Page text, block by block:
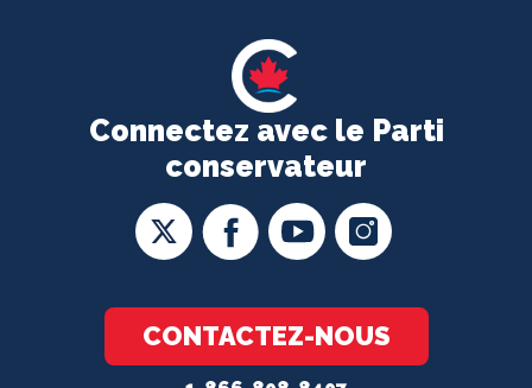
Connectez avec le Parti
conservateur
CONTACTEZ-NOUS